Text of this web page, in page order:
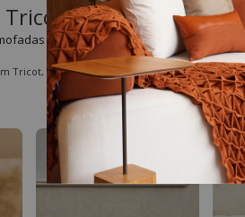
Tricot
em Tricot
Tricot, perfeitas para transformar seu